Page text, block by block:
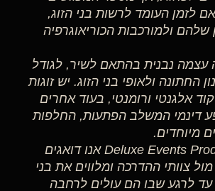
לזמן העומד לרשות בני הזוג,
שלהם ולמורכבות הכוריאוגרפיה
עצמה נבנית בהתאם לשיר, לגודל
החתונה ולאופי בני הזוג. יש זוגות
אלגנטי ורומנטי, בעוד אחרים
דינמי המשלב הפתעות, החלפות
מיוחדים.
בבית Deluxe Events Production אנו דואגים
צוותי ההדרכה ומלווים את בני
עד לרגע שבו הם עולים לרחבה